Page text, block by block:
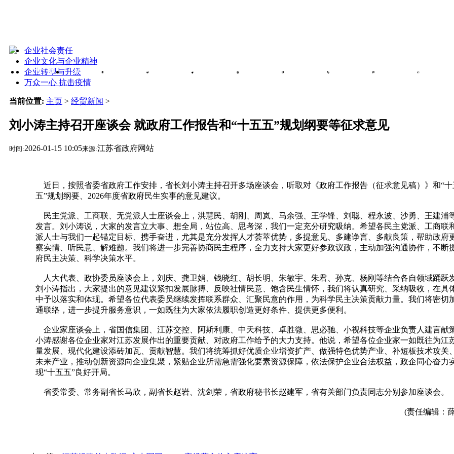
首 页 经贸新闻 协会动态 公告通知 企业风采 会展资讯 总部经济 服务咨询 热点专题
企业社会责任
企业文化与企业精神
企业转型与升级
万众一心 抗击疫情
当前位置: 主页 > 经贸新闻 >
刘小涛主持召开座谈会 就政府工作报告和“十五五”规划纲要等征求意见
时间:2026-01-15 10:05来源:江苏省政府网站
近日，按照省委省政府工作安排，省长刘小涛主持召开多场座谈会，听取对《政府工作报告（征求意见稿）》和“十
五”规划纲要、2026年度省政府民生实事的意见建议。
民主党派、工商联、无党派人士座谈会上，洪慧民、胡刚、周岚、马余强、王学锋、刘聪、程永波、沙勇、王建浦
发言。刘小涛说，大家的发言立大事、想全局，站位高、思考深，我们一定充分研究吸纳。希望各民主党派、工商联
派人士与我们一起锚定目标、携手奋进，尤其是充分发挥人才荟萃优势，多提意见、多建诤言、多献良策，帮助政府
察实情、听民意、解难题。我们将进一步完善协商民主程序，全力支持大家更好参政议政，主动加强沟通协作，不断
府民主决策、科学决策水平。
人大代表、政协委员座谈会上，刘庆、龚卫娟、钱晓红、胡长明、朱敏宇、朱君、孙克、杨刚等结合各自领域踊跃
刘小涛指出，大家提出的意见建议紧扣发展脉搏、反映社情民意、饱含民生情怀，我们将认真研究、采纳吸收，在具
中予以落实和体现。希望各位代表委员继续发挥联系群众、汇聚民意的作用，为科学民主决策贡献力量。我们将密切
通联络，进一步提升服务意识，一如既往为大家依法履职创造更好条件、提供更多便利。
企业家座谈会上，省国信集团、江苏交控、阿斯利康、中天科技、卓胜微、思必驰、小视科技等企业负责人建言献
小涛感谢各位企业家对江苏发展作出的重要贡献、对政府工作给予的大力支持。他说，希望各位企业家一如既往为江
量发展、现代化建设添砖加瓦、贡献智慧。我们将统筹抓好优质企业增资扩产、做强特色优势产业、补短板技术攻关
未来产业，推动创新资源向企业集聚，紧贴企业所需急需强化要素资源保障，依法保护企业合法权益，政企同心奋力
现“十五五”良好开局。
省委常委、常务副省长马欣，副省长赵岩、沈剑荣，省政府秘书长赵建军，省有关部门负责同志分别参加座谈会。
(责任编辑：